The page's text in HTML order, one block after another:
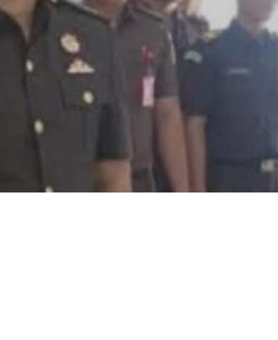
Ucapan
Selamat Atas
Selamat Atas